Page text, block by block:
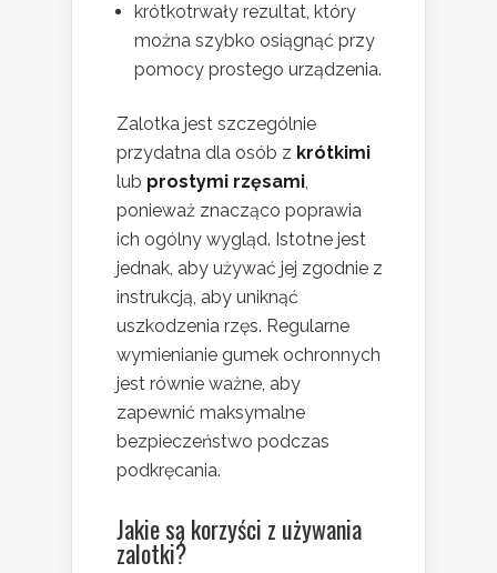
krótkotrwały rezultat, który
można szybko osiągnąć przy
pomocy prostego urządzenia.
Zalotka jest szczególnie
przydatna dla osób z krótkimi
lub prostymi rzęsami,
ponieważ znacząco poprawia
ich ogólny wygląd. Istotne jest
jednak, aby używać jej zgodnie z
instrukcją, aby uniknąć
uszkodzenia rzęs. Regularne
wymienianie gumek ochronnych
jest równie ważne, aby
zapewnić maksymalne
bezpieczeństwo podczas
podkręcania.
Jakie są korzyści z używania
zalotki?